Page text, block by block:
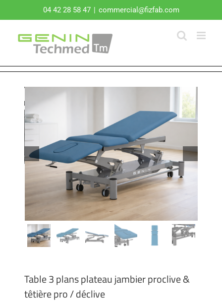
04 42 28 58 47 | commercial@fizfab.com
Previous Next
Table 3 plans plateau jambier proclive &
têtière pro / déclive